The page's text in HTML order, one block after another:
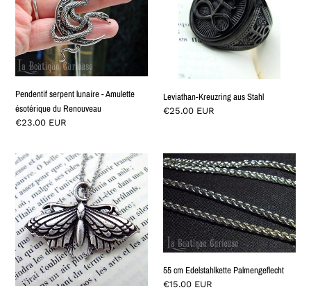
Amulette
ésotérique
du
Renouveau
Pendentif serpent lunaire - Amulette
ésotérique du Renouveau
Normaler
€23.00 EUR
Leviathan-Kreuzring aus Stahl
Normaler
€25.00 EUR
Pendentif
ésotérique
Papillon
Lunaire
symbole
de
transformation
55
cm
Edelstahlkette
Palmengeflecht
55 cm Edelstahlkette Palmengeflecht
Normaler
€15.00 EUR